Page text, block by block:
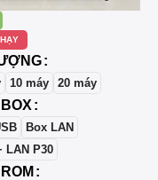
10 máy 20 máy
Box LAN
LAN P30